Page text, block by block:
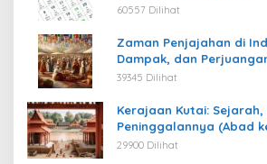
60557 Dilihat
Zaman Penjajahan di
Dampak, dan
Kemerdekaan
39345 Dilihat
Kerajaan Kutai:
Peninggalannya (Abad
29900 Dilihat